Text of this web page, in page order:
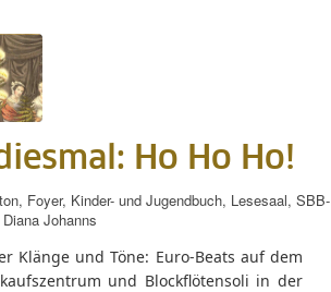
Ho Ho Ho!
, Foyer, Kinder- und Jugendbuch, Lesesaal, SBB-
Diana Johanns
Klänge und Töne: Euro-Beats auf dem
und Blockflötensoli in der